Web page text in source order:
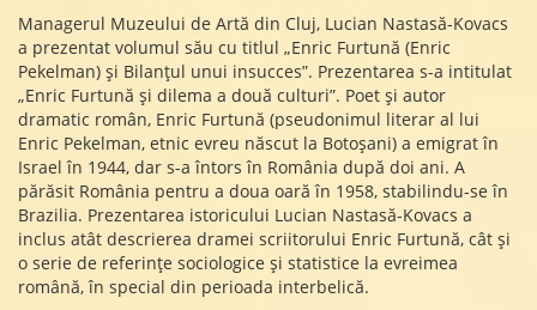
Managerul Muzeului de Artă din Cluj, Lucian Nastasă-Kovacs
a prezentat volumul său cu titlul „Enric Furtună (Enric
Pekelman) și Bilanțul unui insucces”. Prezentarea s-a intitulat
„Enric Furtună și dilema a două culturi”. Poet și autor
dramatic român, Enric Furtună (pseudonimul literar al lui
Enric Pekelman, etnic evreu născut la Botoșani) a emigrat în
Israel în 1944, dar s-a întors în România după doi ani. A
părăsit România pentru a doua oară în 1958, stabilindu-se în
Brazilia. Prezentarea istoricului Lucian Nastasă-Kovacs a
inclus atât descrierea dramei scriitorului Enric Furtună, cât și
o serie de referințe sociologice și statistice la evreimea
română, în special din perioada interbelică.